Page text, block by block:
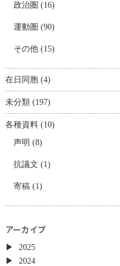
政治圏 (16)
運動圏 (90)
その他(15)
在日同胞(4)
未分類 (197)
各種資料(10)
声明 (8)
抗議文 (1)
寄稿(1)
アーカイブ
2025
2024